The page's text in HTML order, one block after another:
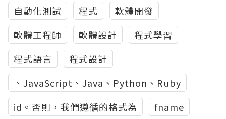
自動化測試
程式
軟體開發
軟體工程師
軟體設計
程式學習
程式語言
程式設計
、JavaScript、Java、Python、Ruby
id。否則，我們遵循的格式為
fname